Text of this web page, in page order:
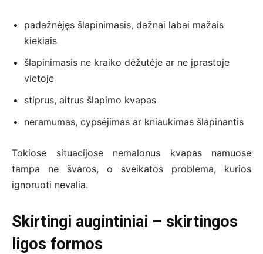
padažnėjęs šlapinimasis, dažnai labai mažais
kiekiais
šlapinimasis ne kraiko dėžutėje ar ne įprastoje
vietoje
stiprus, aitrus šlapimo kvapas
neramumas, cypsėjimas ar kniaukimas šlapinantis
Tokiose situacijose nemalonus kvapas namuose
tampa ne švaros, o sveikatos problema, kurios
ignoruoti nevalia.
Skirtingi augintiniai – skirtingos
ligos formos